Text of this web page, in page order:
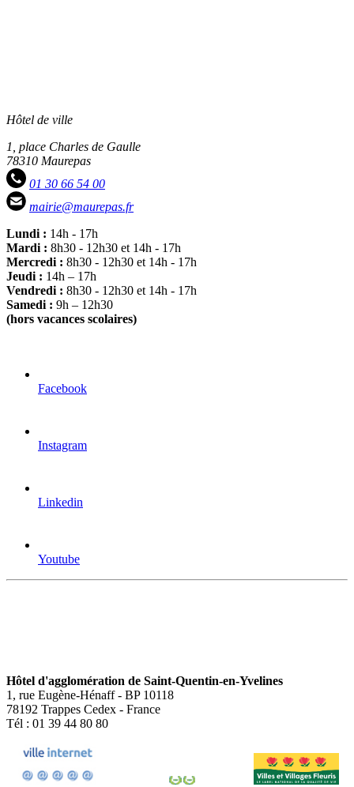
Hôtel de ville
1, place Charles de Gaulle
78310 Maurepas
01 30 66 54 00
mairie@maurepas.fr
Lundi : 14h - 17h
Mardi : 8h30 - 12h30 et 14h - 17h
Mercredi : 8h30 - 12h30 et 14h - 17h
Jeudi : 14h – 17h
Vendredi : 8h30 - 12h30 et 14h - 17h
Samedi : 9h – 12h30
(hors vacances scolaires)
Facebook
Instagram
Linkedin
Youtube
Hôtel d'agglomération de Saint-Quentin-en-Yvelines
1, rue Eugène-Hénaff - BP 10118
78192 Trappes Cedex - France
Tél : 01 39 44 80 80